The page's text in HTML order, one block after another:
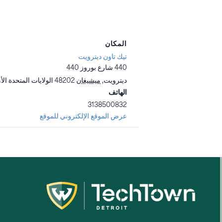
المكان
تيك تاون ديترويت
440 شارع بوروز 440
ديترويت,ميشيغان 48202 الولايات المتحدة
الهاتف
3138500832
عرض الموقع الإلكتروني للموقع